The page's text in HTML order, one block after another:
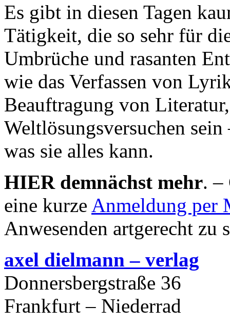
Es gibt in diesen Tagen
Tätigkeit, die so sehr für
Umbrüche und rasanten
wie das Verfassen von
Beauftragung von
Weltlösungsversuchen
was sie alles kann.
HIER demnächst mehr. –
eine kurze Anmeldung per
Anwesenden artgerecht zu
axel dielmann – verlag
Donnersbergstraße 36
Frankfurt – Niederrad